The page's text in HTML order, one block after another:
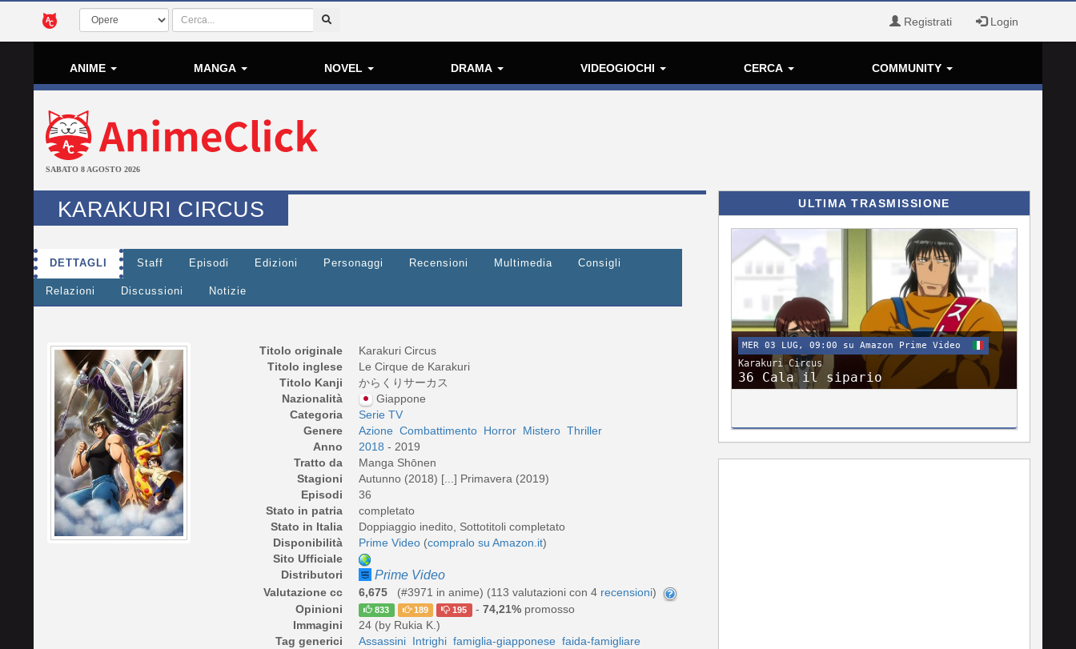
Registrati Login
ANIME MANGA NOVEL DRAMA VIDEOGIOCHI CERCA COMMUNITY
SABATO 8 AGOSTO 2026
KARAKURI CIRCUS
DETTAGLI Staff Episodi Edizioni Personaggi Recensioni Multimedia Consigli
Relazioni Discussioni Notizie
Titolo originale
Karakuri Circus
Titolo inglese
Le Cirque de Karakuri
Titolo Kanji
からくりサーカス
Nazionalità
Giappone
Categoria
Serie TV
Genere
Azione Combattimento Horror Mistero Thriller
Anno
2018 - 2019
Tratto da
Manga Shōnen
Stagioni
Autunno (2018) [...] Primavera (2019)
Episodi
36
Stato in patria
completato
Stato in Italia
Doppiaggio inedito, Sottotitoli completato
Disponibilità
Prime Video (compralo su Amazon.it)
Sito Ufficiale
Distributori
Prime Video
Valutazione cc 6,675 (#3971 in anime) (113 valutazioni con 4 recensioni)
Opinioni
833 189 195 - 74,21%promosso
Immagini
24 (by Rukia K.)
Tag generici
Assassini Intrighi famiglia-giapponese faida-famigliare
ULTIMA TRASMISSIONE
MER 03 LUG, 09:00 su Amazon Prime Video
Karakuri Circus
36 Cala il sipario